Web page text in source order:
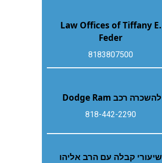
Law Offices of Tiffany E.
Feder
8183807500
להשכרה רכב Dodge Ram
818-442-2290
שיעורי קבלה עם הרב אליהו